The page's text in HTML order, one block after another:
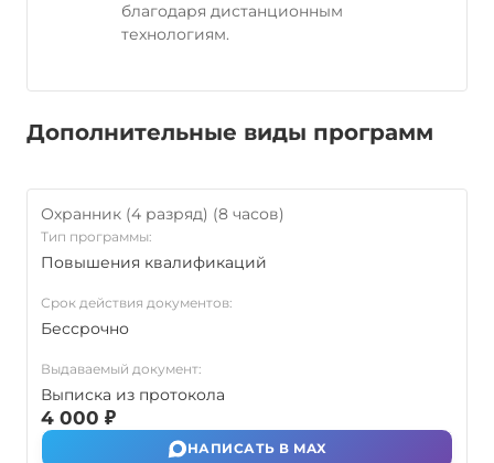
благодаря дистанционным
технологиям.
Дополнительные виды программ
Охранник (4 разряд) (8 часов)
Тип программы:
Повышения квалификаций
Срок действия документов:
Бессрочно
Выдаваемый документ:
Выписка из протокола
4 000 ₽
НАПИСАТЬ В MAX